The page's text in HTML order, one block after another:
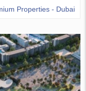
Properties - Dubai